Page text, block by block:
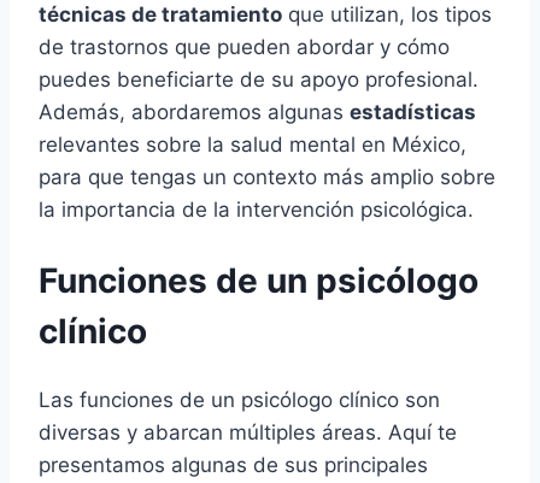
técnicas de tratamiento que utilizan, los tipos
de trastornos que pueden abordar y cómo
puedes beneficiarte de su apoyo profesional.
Además, abordaremos algunas estadísticas
relevantes sobre la salud mental en México,
para que tengas un contexto más amplio sobre
la importancia de la intervención psicológica.
Funciones de un psicólogo
clínico
Las funciones de un psicólogo clínico son
diversas y abarcan múltiples áreas. Aquí te
presentamos algunas de sus principales